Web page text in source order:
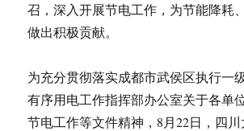
召，深入开展节电工作，为节能降耗
做出积极贡献。
为充分贯彻落实成都市武侯区执行一
有序用电工作指挥部办公室关于各单
节电工作等文件精神，8月22日，四